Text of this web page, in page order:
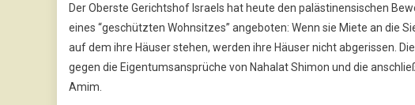
Der Oberste Gerichtshof Israels hat heute den palästinensischen
eines “geschützten Wohnsitzes” angeboten: Wenn sie Miete an die
auf dem ihre Häuser stehen, werden ihre Häuser nicht abgerissen.
gegen die Eigentumsansprüche von Nahalat Shimon und die
Amim.